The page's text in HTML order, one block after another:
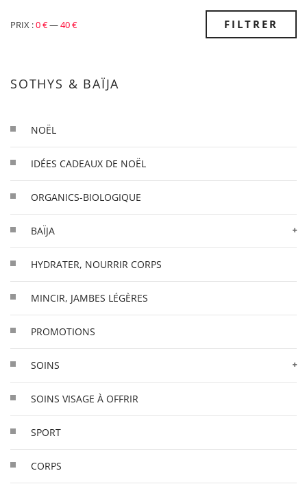
PRIX
PRIX
FILTRER
PRIX :0 €—40 €
SOTHYS & BAÏJA
NOËL
IDÉES CADEAUX DE NOËL
ORGANICS-BIOLOGIQUE
BAÏJA
HYDRATER, NOURRIR CORPS
MINCIR, JAMBES LÉGÈRES
PROMOTIONS
SOINS
SOINS VISAGE À OFFRIR
SPORT
CORPS